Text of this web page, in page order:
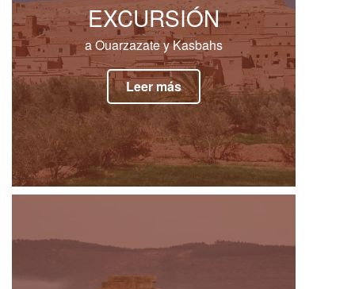
EXCURSIÓN
a Ouarzazate y Kasbahs
Leer más